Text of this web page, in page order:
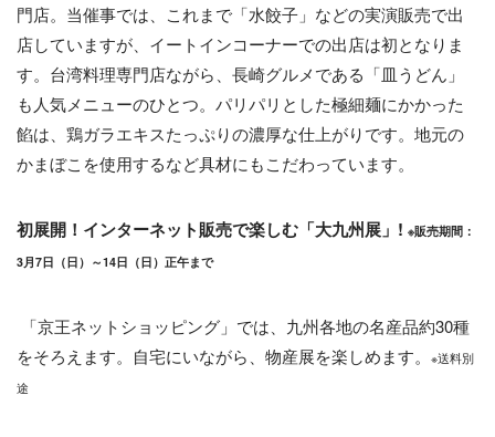
門店。当催事では、これまで「水餃子」などの実演販売で出
店していますが、イートインコーナーでの出店は初となりま
す。台湾料理専門店ながら、長崎グルメである「皿うどん」
も人気メニューのひとつ。パリパリとした極細麺にかかった
餡は、鶏ガラエキスたっぷりの濃厚な仕上がりです。地元の
かまぼこを使用するなど具材にもこだわっています。
初展開！インターネット販売で楽しむ「大九州展」! ※販売期間：
3月7日（日）～14日（日）正午まで
「京王ネットショッピング」では、九州各地の名産品約30種
をそろえます。自宅にいながら、物産展を楽しめます。
※送料別
途